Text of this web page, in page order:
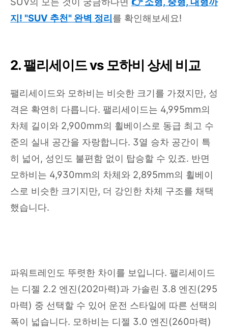
지! "SUV 추천" 완벽 정리를 확인해보세요!
2. 팰리세이드 vs 모하비 상세 비교
팰리세이드와 모하비는 비슷한 크기를 가졌지만, 성
격은 확연히 다릅니다. 팰리세이드는 4,995mm의
차체 길이와 2,900mm의 휠베이스로 동급 최고 수
준의 실내 공간을 자랑합니다. 3열 승차 공간이 특
히 넓어, 성인도 불편함 없이 탑승할 수 있죠. 반면
모하비는 4,930mm의 차체와 2,895mm의 휠베이
스로 비슷한 크기지만, 더 강인한 차체 구조를 채택
했습니다.
파워트레인도 뚜렷한 차이를 보입니다. 팰리세이드
는 디젤 2.2 엔진(202마력)과 가솔린 3.8 엔진(295
마력) 중 선택할 수 있어 운전 스타일에 따른 선택의
폭이 넓습니다. 모하비는 디젤 3.0 엔진(260마력)